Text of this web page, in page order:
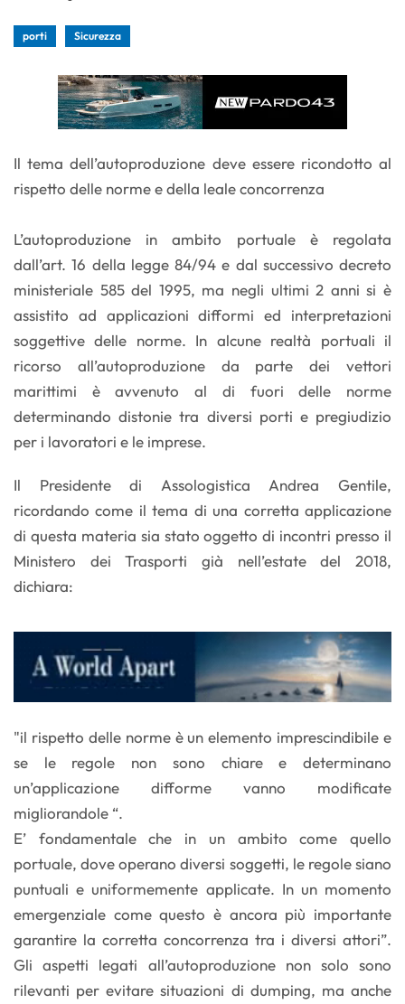
porti Sicurezza
Il tema dell’autoproduzione deve essere ricondotto al
rispetto delle norme e della leale concorrenza
L’autoproduzione in ambito portuale è regolata
dall’art. 16 della legge 84/94 e dal successivo decreto
ministeriale 585 del 1995, ma negli ultimi 2 anni si è
assistito ad applicazioni difformi ed interpretazioni
soggettive delle norme. In alcune realtà portuali il
ricorso all’autoproduzione da parte dei vettori
marittimi è avvenuto al di fuori delle norme
determinando distonie tra diversi porti e pregiudizio
per i lavoratori e le imprese.
Il Presidente di Assologistica Andrea Gentile,
ricordando come il tema di una corretta applicazione
di questa materia sia stato oggetto di incontri presso il
Ministero dei Trasporti già nell’estate del 2018,
dichiara:
"il rispetto delle norme è un elemento imprescindibile e
se le regole non sono chiare e determinano
un’applicazione difforme vanno modificate
migliorandole “.
E’ fondamentale che in un ambito come quello
portuale, dove operano diversi soggetti, le regole siano
puntuali e uniformemente applicate. In un momento
emergenziale come questo è ancora più importante
garantire la corretta concorrenza tra i diversi attori”.
Gli aspetti legati all’autoproduzione non solo sono
rilevanti per evitare situazioni di dumping, ma anche